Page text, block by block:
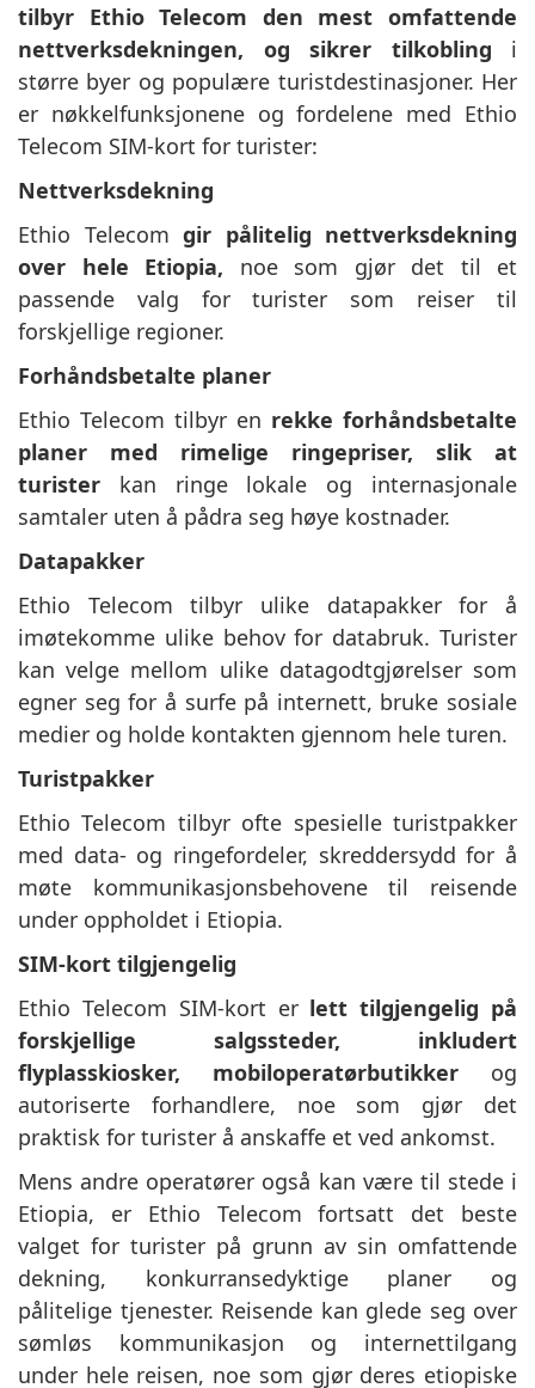
tilbyr Ethio Telecom den mest omfattende
nettverksdekningen, og sikrer tilkobling i
større byer og populære turistdestinasjoner. Her
er nøkkelfunksjonene og fordelene med Ethio
Telecom SIM-kort for turister:
Nettverksdekning
Ethio Telecom gir pålitelig nettverksdekning
over hele Etiopia, noe som gjør det til et
passende valg for turister som reiser til
forskjellige regioner.
Forhåndsbetalte planer
Ethio Telecom tilbyr en rekke forhåndsbetalte
planer med rimelige ringepriser, slik at
turister kan ringe lokale og internasjonale
samtaler uten å pådra seg høye kostnader.
Datapakker
Ethio Telecom tilbyr ulike datapakker for å
imøtekomme ulike behov for databruk. Turister
kan velge mellom ulike datagodtgjørelser som
egner seg for å surfe på internett, bruke sosiale
medier og holde kontakten gjennom hele turen.
Turistpakker
Ethio Telecom tilbyr ofte spesielle turistpakker
med data- og ringefordeler, skreddersydd for å
møte kommunikasjonsbehovene til reisende
under oppholdet i Etiopia.
SIM-kort tilgjengelig
Ethio Telecom SIM-kort er lett tilgjengelig på
forskjellige salgssteder, inkludert
flyplasskiosker, mobiloperatørbutikker og
autoriserte forhandlere, noe som gjør det
praktisk for turister å anskaffe et ved ankomst.
Mens andre operatører også kan være til stede i
Etiopia, er Ethio Telecom fortsatt det beste
valget for turister på grunn av sin omfattende
dekning, konkurransedyktige planer og
pålitelige tjenester. Reisende kan glede seg over
sømløs kommunikasjon og internettilgang
under hele reisen, noe som gjør deres etiopiske